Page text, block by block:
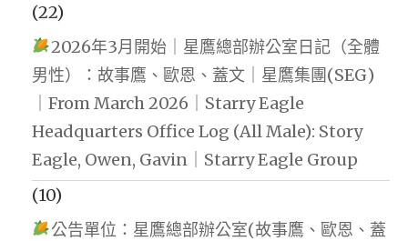
(22)
2026年3月開始｜星鷹總部辦公室日記（全體
男性）：故事鷹、歐恩、蓋文｜星鷹集團(SEG)
｜From March 2026｜Starry Eagle
Headquarters Office Log (All Male): Story
Eagle, Owen, Gavin｜Starry Eagle Group
(10)
公告單位：星鷹總部辦公室(故事鷹、歐恩、蓋